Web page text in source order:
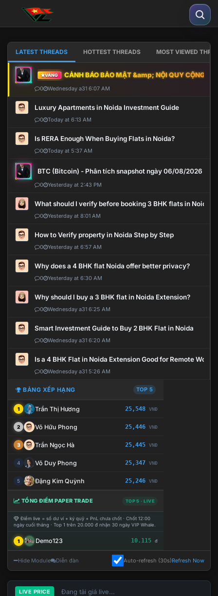
LATEST THREADS HOTTEST THREADS MOST VIEWED
VÀNG CẢNH BÁO BẢO MẬT &amp; NỘI QUY CỘNG
0 Wednesday a31 6:07 AM
Luxury Apartments in Noida Investment Guide
0 Today at 6:13 AM
Is RERA Enough When Buying Flats in Noida?
0 Today at 5:37 AM
BTC (Bitcoin) - Phân tích snapshot ngày 06/08/2026
0 Yesterday at 2:43 PM
What should I verify before booking 3 BHK flats in Noida?
0 Yesterday at 8:01 AM
How to Verify property in Noida Step by Step
0 Yesterday at 6:57 AM
Why does a 4 BHK flat Noida offer better privacy?
0 Yesterday at 6:30 AM
Why should I buy a 3 BHK flat in Noida Extension?
0 Wednesday a31 6:25 AM
Smart Investment Guide to Buy 2 BHK Flat in Noida
0 Wednesday a31 6:20 AM
Is a 4 BHK Flat in Noida Extension Good for Remote Work?
0 Wednesday a31 5:26 AM
BẢNG XẾP HẠNG TOP 5
1 Trần Thị Hương 25,548 VNĐ
2 Võ Hữu Phong 25,446 VNĐ
3 Trần Ngọc Hà 25,445 VNĐ
4 Võ Duy Phong 25,347 VNĐ
5 Đặng Kim Quỳnh 25,246 VNĐ
TỔNG ĐIỂM PAPER TRADE TOP 5 · LIVE
Điểm live = số dư ví + ký quỹ + PnL chưa chốt · Chốt 12:00
ngày cuối tháng · Top 1 trên 20.000 đ nhận 30 ngày VIP Whale.
1 Demo123 10.115 đ
Hide Module Diễn đàn Auto-refresh (30s)Refresh Now
LIVE PRICE Đang tải giá live...